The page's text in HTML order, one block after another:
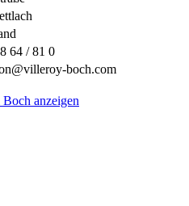
64 / 81 0
boch.com
anzeigen